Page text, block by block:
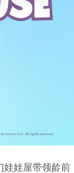
娃娃屋带领龄前